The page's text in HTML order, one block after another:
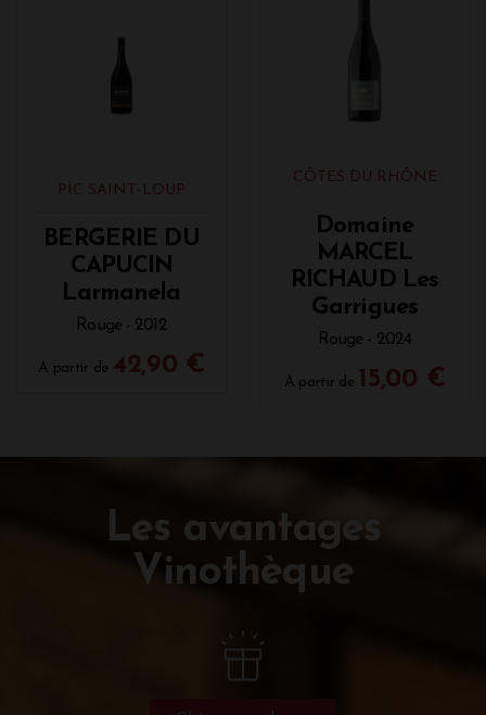
PIC SAINT-LOUP
BERGERIE DU
CAPUCIN
Larmanela
Rouge - 2012
A partir de 42,90 €
CÔTES DU RHÔNE
Domaine
MARCEL
RICHAUD Les
Garrigues
Rouge - 2024
A partir de 15,00 €
Les avantages
Vinothèque